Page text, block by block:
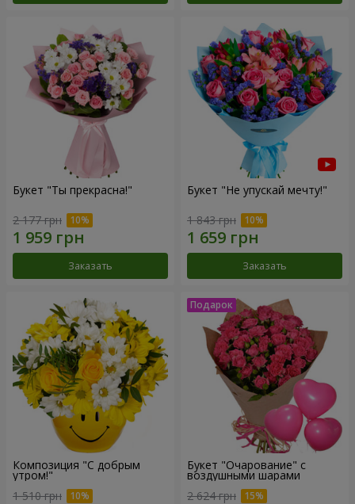
Букет "Ты прекрасна!"
2 177 грн
Заказать
Букет "Не упускай мечту!"
1 843 грн
Заказать
Композиция "С добрым
утром!"
1 510 грн
Букет "Очарование" с
воздушными шарами
2 624 грн